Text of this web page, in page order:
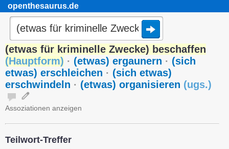
openthesaurus.de
(etwas für kriminelle Zwecke) beschaffen
(Hauptform) · (etwas) ergaunern · (sich
etwas) erschleichen · (sich etwas)
erschwindeln · (etwas) organisieren (ugs.)
Assoziationen anzeigen
Teilwort-Treffer